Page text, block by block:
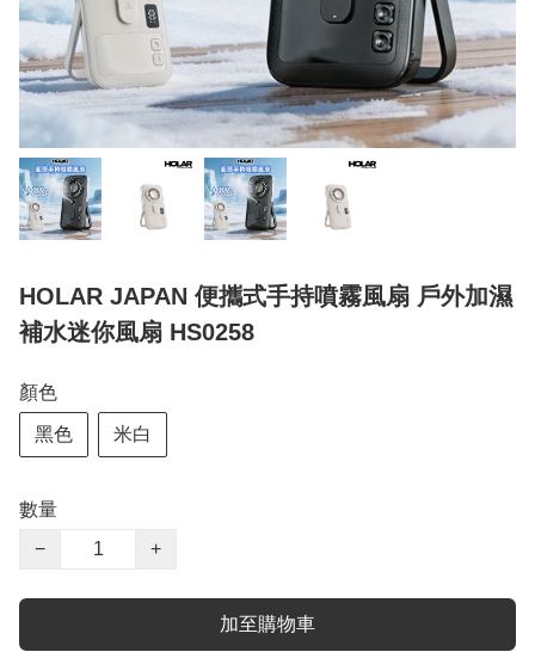
HOLAR JAPAN 便攜式手持噴霧風扇 戶外加濕
補水迷你風扇 HS0258
顏色
黑色 米白
數量
−
+
加至購物車